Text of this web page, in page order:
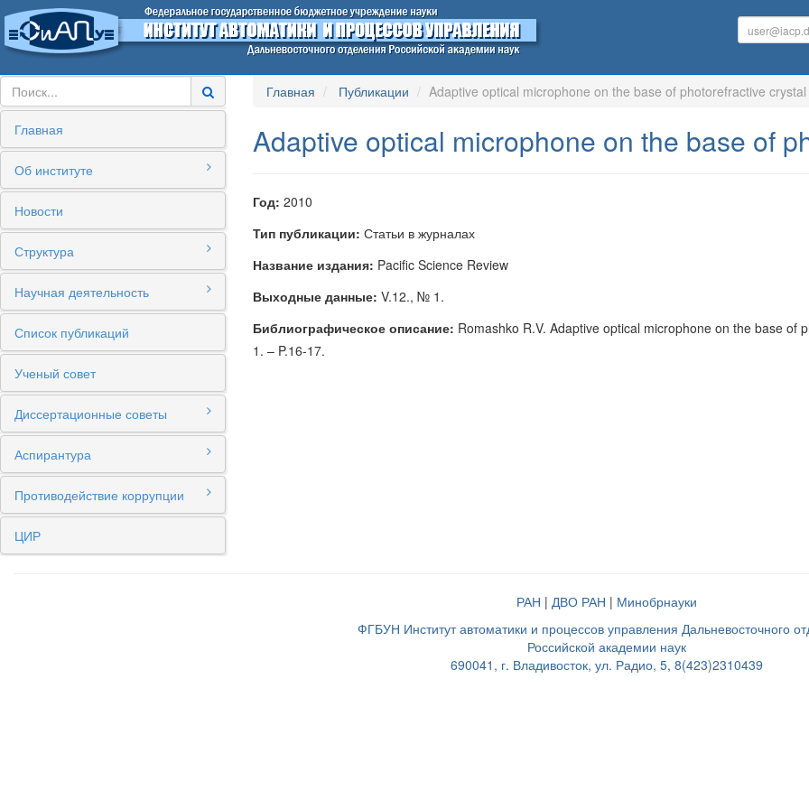
Главная
Об институте
Новости
Структура
Научная деятельность
Список публикаций
Ученый совет
Диссертационные советы
Аспирантура
Противодействие коррупции
ЦИР
Главная Публикации Adaptive optical microphone on the base of photorefractive crystal
Adaptive optical microphone on the base of
Год: 2010
Тип публикации: Статьи в журналах
Название издания: Pacific Science Review
Выходные данные: V.12., № 1.
Библиографическое описание: Romashko R.V. Adaptive optical microphone on the base
1. – P.16-17.
РАН | ДВО РАН | Минобрнауки
ФГБУН Институт автоматики и процессов управления Дальневосточного
Российской академии наук
690041, г. Владивосток, ул. Радио, 5, 8(423)2310439